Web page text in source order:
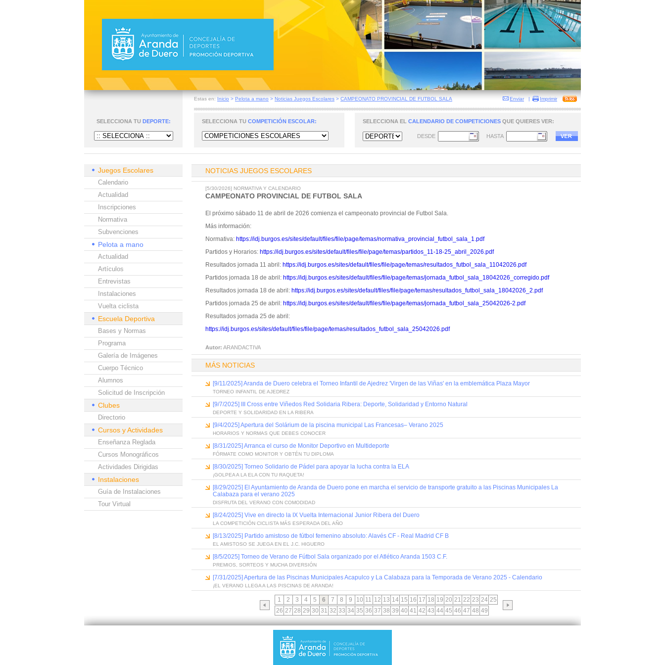
Estas en: Inicio > Pelota a mano > Noticias Juegos Escolares > CAMPEONATO PROVINCIAL DE FUTBOL SALA Enviar | Imprimir
SELECCIONA TU DEPORTE: SELECCIONA TU COMPETICIÓN ESCOLAR: SELECCIONA EL CALENDARIO DE COMPETICIONES QUE QUIERES VER:
DESDE HASTA
Juegos Escolares
Calendario
Actualidad
Inscripciones
Normativa
Subvenciones
Pelota a mano
Actualidad
Artículos
Entrevistas
Instalaciones
Vuelta ciclista
Escuela Deportiva
Bases y Normas
Programa
Galería de Imágenes
Cuerpo Técnico
Alumnos
Solicitud de Inscripción
Clubes
Directorio
Cursos y Actividades
Enseñanza Reglada
Cursos Monográficos
Actividades Dirigidas
Instalaciones
Guía de Instalaciones
Tour Virtual
NOTICIAS JUEGOS ESCOLARES
[5/30/2026] NORMATIVA Y CALENDARIO
CAMPEONATO PROVINCIAL DE FUTBOL SALA
El próximo sábado 11 de abril de 2026 comienza el campeonato provincial de Futbol Sala.
Más información:
Normativa: https://idj.burgos.es/sites/default/files/file/page/temas/normativa_provincial_futbol_sala_1.pdf
Partidos y Horarios: https://idj.burgos.es/sites/default/files/file/page/temas/partidos_11-18-25_abril_2026.pdf
Resultados jornada 11 abril: https://idj.burgos.es/sites/default/files/file/page/temas/resultados_futbol_sala_11042026.pdf
Partidos jornada 18 de abril: https://idj.burgos.es/sites/default/files/file/page/temas/jornada_futbol_sala_18042026_corregido.pdf
Resultados jornada 18 de abril: https://idj.burgos.es/sites/default/files/file/page/temas/resultados_futbol_sala_18042026_2.pdf
Partidos jornada 25 de abril: https://idj.burgos.es/sites/default/files/file/page/temas/jornada_futbol_sala_25042026-2.pdf
Resultados jornada 25 de abril:
https://idj.burgos.es/sites/default/files/file/page/temas/resultados_futbol_sala_25042026.pdf
Autor: ARANDACTIVA
MÁS NOTICIAS
[9/11/2025] Aranda de Duero celebra el Torneo Infantil de Ajedrez 'Virgen de las Viñas' en la emblemática Plaza Mayor
TORNEO INFANTIL DE AJEDREZ
[9/7/2025] III Cross entre Viñedos Red Solidaria Ribera: Deporte, Solidaridad y Entorno Natural
DEPORTE Y SOLIDARIDAD EN LA RIBERA
[9/4/2025] Apertura del Solárium de la piscina municipal Las Francesas– Verano 2025
HORARIOS Y NORMAS QUE DEBES CONOCER
[8/31/2025] Arranca el curso de Monitor Deportivo en Multideporte
FÓRMATE COMO MONITOR Y OBTÉN TU DIPLOMA
[8/30/2025] Torneo Solidario de Pádel para apoyar la lucha contra la ELA
¡GOLPEA A LA ELA CON TU RAQUETA!
[8/29/2025] El Ayuntamiento de Aranda de Duero pone en marcha el servicio de transporte gratuito a las Piscinas Municipales La
Calabaza para el verano 2025
DISFRUTA DEL VERANO CON COMODIDAD
[8/24/2025] Vive en directo la IX Vuelta Internacional Junior Ribera del Duero
LA COMPETICIÓN CICLISTA MÁS ESPERADA DEL AÑO
[8/13/2025] Partido amistoso de fútbol femenino absoluto: Alavés CF - Real Madrid CF B
EL AMISTOSO SE JUEGA EN EL J.C. HIGUERO
[8/5/2025] Torneo de Verano de Fútbol Sala organizado por el Atlético Aranda 1503 C.F.
PREMIOS, SORTEOS Y MUCHA DIVERSIÓN
[7/31/2025] Apertura de las Piscinas Municipales Acapulco y La Calabaza para la Temporada de Verano 2025 - Calendario
¡EL VERANO LLEGA A LAS PISCINAS DE ARANDA!
1 2 3 4 5 6 7 8 9 10 11 12 13 14 15 16 17 18 19 20 21 22 23 24 25
26 27 28 29 30 31 32 33 34 35 36 37 38 39 40 41 42 43 44 45 46 47 48 49